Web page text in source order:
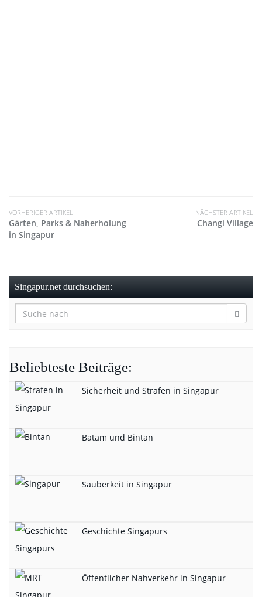
VORHERIGER ARTIKEL
Gärten, Parks & Naherholung
in Singapur
NÄCHSTER ARTIKEL
Changi Village
Singapur.net durchsuchen:
Beliebteste Beiträge:
Sicherheit und Strafen in Singapur
Batam und Bintan
Sauberkeit in Singapur
Geschichte Singapurs
Öffentlicher Nahverkehr in Singapur